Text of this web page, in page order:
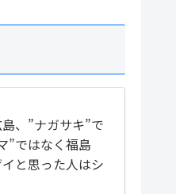
、”ナガサキ”で
”ではなく福島
と思った人はシ